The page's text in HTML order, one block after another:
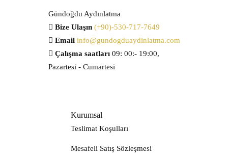
Gündoğdu Aydınlatma
Bize Ulaşın (+90)-530-717-7649
Email info@gundogduaydinlatma.com
Çalışma saatları 09: 00:- 19:00,
Pazartesi - Cumartesi
Kurumsal
Teslimat Koşulları
Mesafeli Satış Sözleşmesi